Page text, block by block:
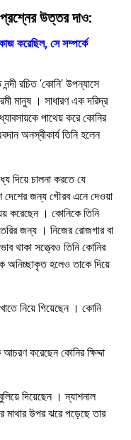
উত্তর দাও:
করেছিল, সে সম্পর্কে
রচিত ‘কোনি’ উপন্যাসে
মানুষ । সাধারণ এক দরিদ্র
পাথেয় করে কোনির
অনস্বীকার্য তিনি হলেন
দিয়ে চালনা করতে যে
দেশের জন্য গৌরব এনে দেওয়া
করেছেন । কোনিকে তিনি
জন্য । নিজের রোজগার বা
থাকা সত্ত্বেও তিনি কোনির
অনিচ্ছাকৃত হলেও তাকে দিয়ে
নিয়ে গিয়েছেন । কোনি
করেছেন কোনির ক্ষিদ্দা
দিয়েছেন । ন্যাশনাল
মাথার উপর ঝরে পড়েছে তার